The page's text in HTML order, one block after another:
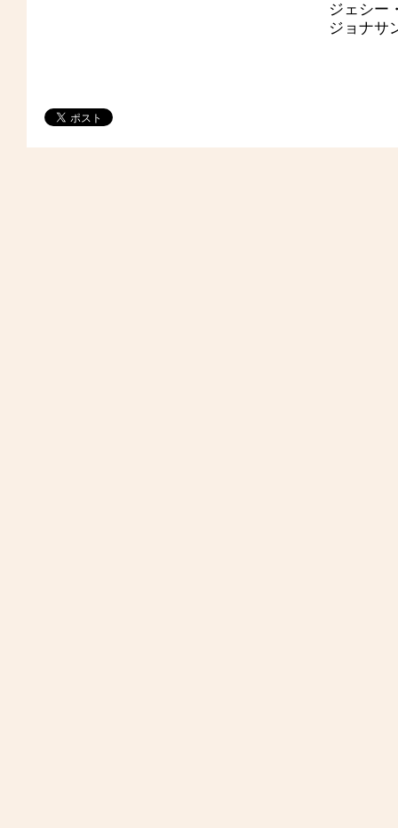
ジェシー
ジョナサ